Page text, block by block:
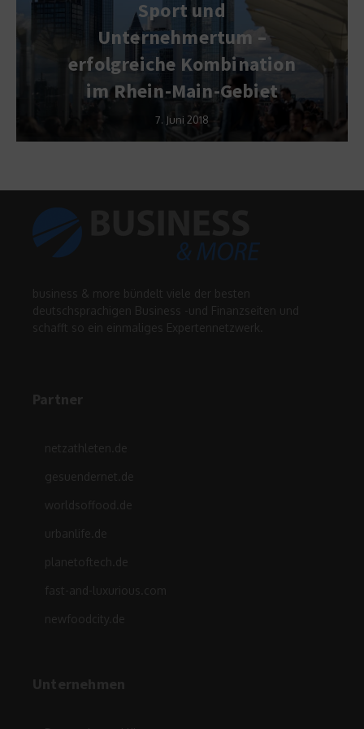
Sport und
Unternehmertum –
erfolgreiche Kombination
im Rhein-Main-Gebiet
7. Juni 2018
business & more bündelt viele der besten
deutschsprachigen Business -und Finanzseiten und
schafft so ein einmaliges Expertennetzwerk.
Partner
netzathleten.de
gesuendernet.de
worldsoffood.de
urbanlife.de
planetoftech.de
fast-and-luxurious.com
newfoodcity.de
Unternehmen